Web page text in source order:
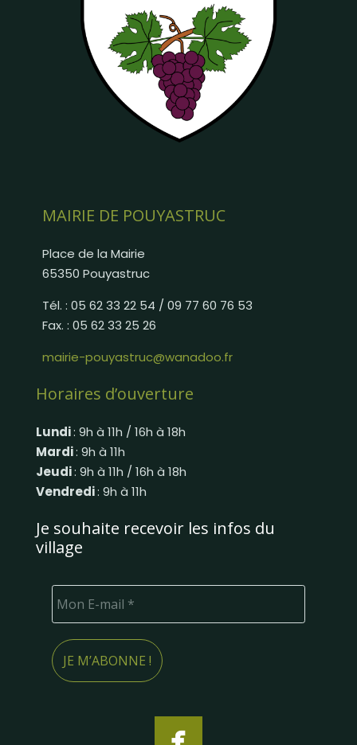
MAIRIE DE POUYASTRUC
Place de la Mairie
65350 Pouyastruc
Tél. : 05 62 33 22 54 / 09 77 60 76 53
Fax. : 05 62 33 25 26
mairie-pouyastruc@wanadoo.fr
Horaires d’ouverture
Lundi: 9h à 11h / 16h à 18h
Mardi: 9h à 11h
Jeudi: 9h à 11h / 16h à 18h
Vendredi: 9h à 11h
Je souhaite recevoir les infos du
village